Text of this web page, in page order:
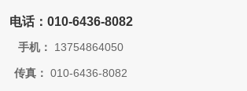
电话：010-6436-8082
手机： 13754864050
传真： 010-6436-8082